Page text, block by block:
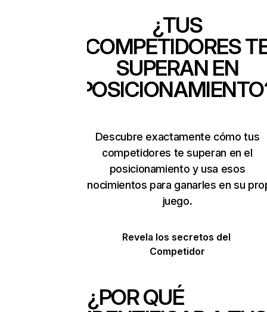
¿TUS
COMPETIDORES
SUPERAN EN
Descubre exactamente cómo tus
competidores te superan en el
posicionamiento y usa esos
conocimientos para ganarles en su
juego.
Revela los secretos del
Competidor
¿POR QUÉ